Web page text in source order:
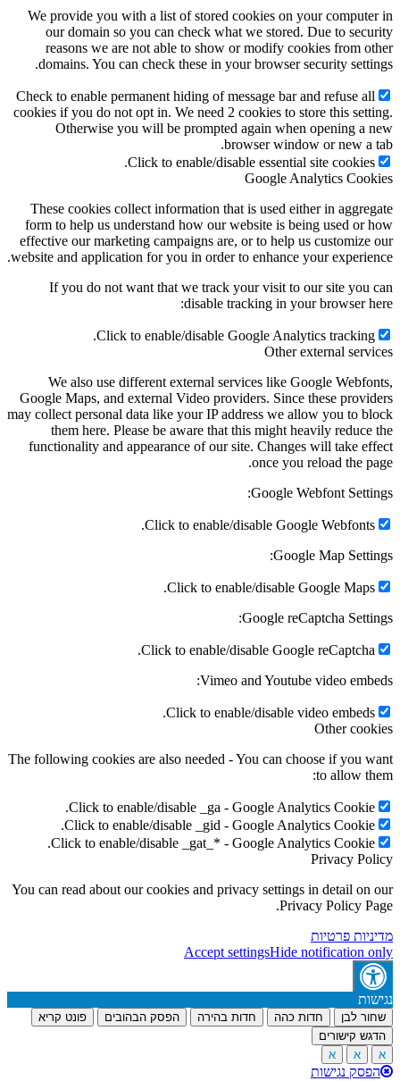
We provide you with a list of stored cookies on your computer in
our domain so you can check what we stored. Due to security
reasons we are not able to show or modify cookies from other
domains. You can check these in your browser security settings.
Check to enable permanent hiding of message bar and refuse all
cookies if you do not opt in. We need 2 cookies to store this setting.
Otherwise you will be prompted again when opening a new
browser window or new a tab.
Click to enable/disable essential site cookies.
Google Analytics Cookies
These cookies collect information that is used either in aggregate
form to help us understand how our website is being used or how
effective our marketing campaigns are, or to help us customize our
website and application for you in order to enhance your experience.
If you do not want that we track your visit to our site you can
disable tracking in your browser here:
Click to enable/disable Google Analytics tracking.
Other external services
We also use different external services like Google Webfonts,
Google Maps, and external Video providers. Since these providers
may collect personal data like your IP address we allow you to block
them here. Please be aware that this might heavily reduce the
functionality and appearance of our site. Changes will take effect
once you reload the page.
Google Webfont Settings:
Click to enable/disable Google Webfonts.
Google Map Settings:
Click to enable/disable Google Maps.
Google reCaptcha Settings:
Click to enable/disable Google reCaptcha.
Vimeo and Youtube video embeds:
Click to enable/disable video embeds.
Other cookies
The following cookies are also needed - You can choose if you want
to allow them:
Click to enable/disable _ga - Google Analytics Cookie.
Click to enable/disable _gid - Google Analytics Cookie.
Click to enable/disable _gat_* - Google Analytics Cookie.
Privacy Policy
You can read about our cookies and privacy settings in detail on our
Privacy Policy Page.
מדיניות פרטיות
Accept settingsHide notification only
נגישות
שחור לבן חדות כהה חדות בהירה הפסק הבהובים
פונט קריא
הדגש קישורים
א
א א
הפסק נגישות